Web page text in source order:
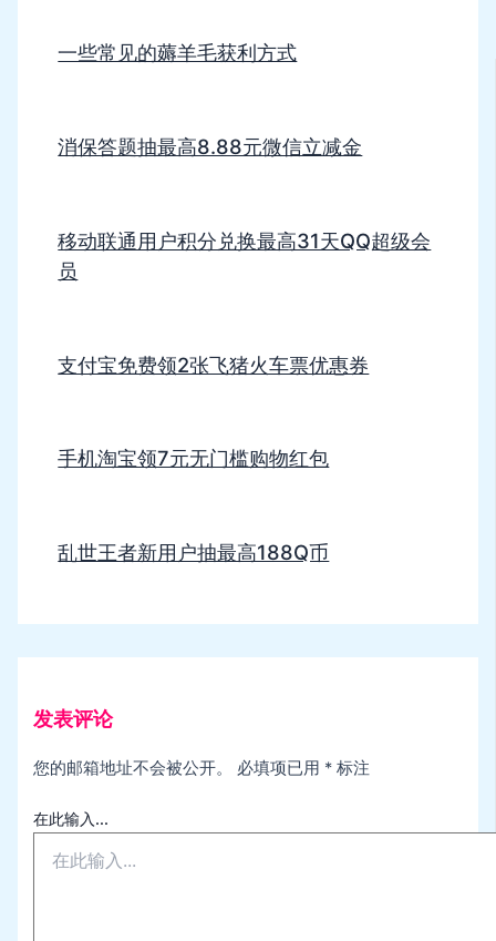
一些常见的薅羊毛获利方式
消保答题抽最高8.88元微信立减金
移动联通用户积分兑换最高31天QQ超级会
员
支付宝免费领2张飞猪火车票优惠券
手机淘宝领7元无门槛购物红包
乱世王者新用户抽最高188Q币
发表评论
您的邮箱地址不会被公开。 必填项已用 * 标注
在此输入...